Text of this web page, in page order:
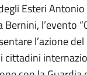
Esteri
Bernini, l’evento
l’azione
cittadini